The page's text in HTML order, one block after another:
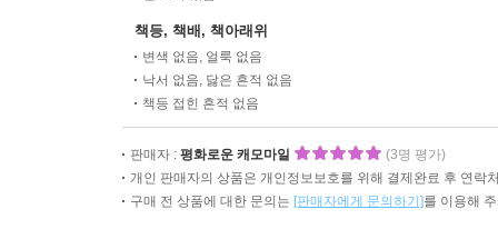
책등, 책배, 책아래위
변색 없음, 얼룩 없음
낙서 없음, 닳은 흔적 없음
책등 접힌 흔적 없음
판매자 : 평화로운 캐모마일
(3명 평가)
개인 판매자의 상품은 개인정보보호를 위해 결제완료 후 연락
구매 전 상품에 대한 문의는 [판매자에게 문의하기]를 이용해